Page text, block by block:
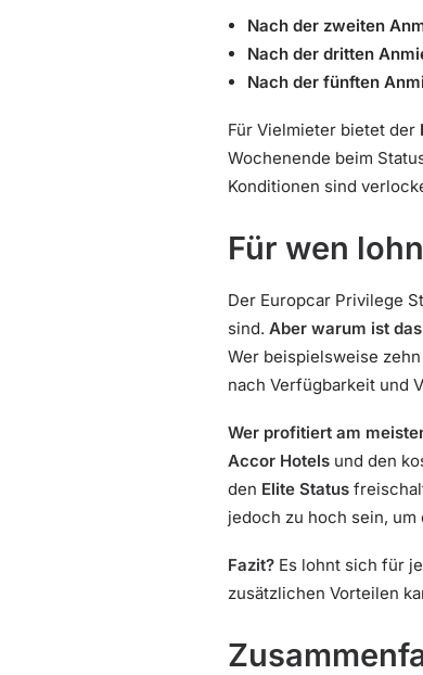
Nach der zweiten
Nach der dritten
Nach der fünften
Für Vielmieter bietet der
Wochenende beim
Konditionen sind
Für wen
Der Europcar Privilege
sind. Aber warum ist
Wer beispielsweise
nach Verfügbarkeit und
Wer profitiert am
Accor Hotels und den
den Elite Status
jedoch zu hoch sein,
Fazit? Es lohnt sich für
zusätzlichen Vorteilen